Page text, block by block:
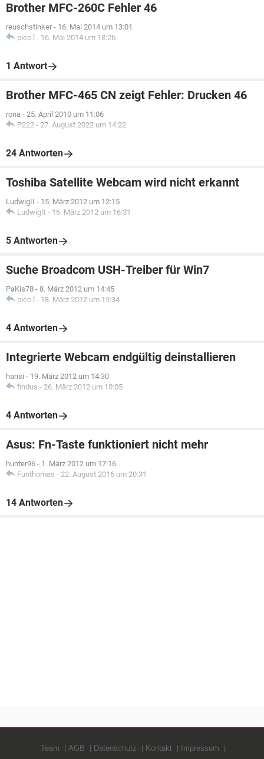
Brother MFC-260C Fehler 46
reuschstinker - 16. Mai 2014 um 13:01
pico.l - 16. Mai 2014 um 18:26
1 Antwort
Brother MFC-465 CN zeigt Fehler: Drucken 46
rona - 25. April 2010 um 11:06
P222 - 27. August 2022 um 14:22
24 Antworten
Toshiba Satellite Webcam wird nicht erkannt
LudwigII - 15. März 2012 um 12:15
LudwigII - 16. März 2012 um 16:31
5 Antworten
Suche Broadcom USH-Treiber für Win7
PaKis78 - 8. März 2012 um 14:45
pico.l - 18. März 2012 um 15:34
4 Antworten
Integrierte Webcam endgültig deinstallieren
hansi - 19. März 2012 um 14:30
findus - 26. März 2012 um 10:05
4 Antworten
Asus: Fn-Taste funktioniert nicht mehr
hunter96 - 1. März 2012 um 17:16
Funthomas - 22. August 2016 um 20:31
14 Antworten
Team AGB Datenschutz Kontakt Impressum